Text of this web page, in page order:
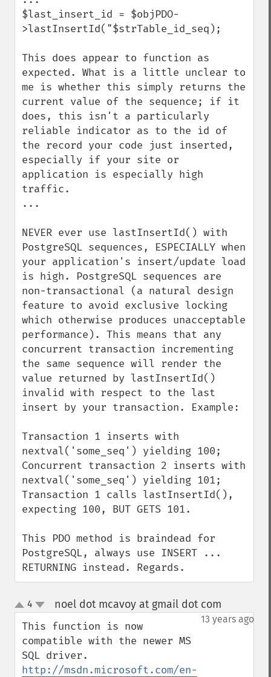
$last_insert_id = $objPDO-
>lastInsertId("$strTable_id_seq);
This does appear to function as
expected. What is a little unclear to
me is whether this simply returns the
current value of the sequence; if it
does, this isn't a particularly
reliable indicator as to the id of
the record your code just inserted,
especially if your site or
application is especially high
traffic.
...
NEVER ever use lastInsertId() with
PostgreSQL sequences, ESPECIALLY when
your application's insert/update load
is high. PostgreSQL sequences are
non-transactional (a natural design
feature to avoid exclusive locking
which otherwise produces unacceptable
performance). This means that any
concurrent transaction incrementing
the same sequence will render the
value returned by lastInsertId()
invalid with respect to the last
insert by your transaction. Example:
Transaction 1 inserts with
nextval('some_seq') yielding 100;
Concurrent transaction 2 inserts with
nextval('some_seq') yielding 101;
Transaction 1 calls lastInsertId(),
expecting 100, BUT GETS 101.
This PDO method is braindead for
PostgreSQL, always use INSERT ...
RETURNING instead. Regards.
up
down
4 noel dot mcavoy at gmail dot com
13 years ago
This function is now
compatible with the newer MS
http://msdn.microsoft.com/en-